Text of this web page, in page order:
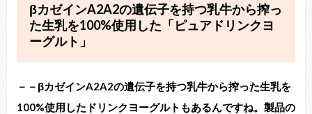
βカゼインA2A2の遺伝子を持つ乳牛から搾っ
た生乳を100%使用した「ピュアドリンクヨ
ーグルト」
－－βカゼインA2A2の遺伝子を持つ乳牛から搾った生乳を
100%使用したドリンクヨーグルトもあるんですね。製品の